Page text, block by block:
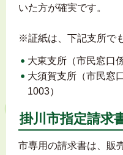
いた方が確実です。
※証紙は、下記支所で
大東支所（市民窓口
大須賀支所（市民窓
1003）
掛川市指定請求
市専用の請求書は、販